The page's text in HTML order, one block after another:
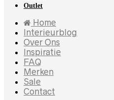
Outlet
Home
Interieurblog
Over Ons
Inspiratie
FAQ
Merken
Sale
Contact